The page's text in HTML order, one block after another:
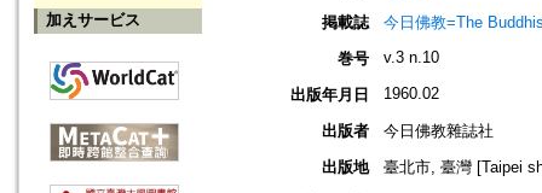
加えサービス
掲載誌
今日佛教=The
巻号
v.3 n.10
出版年月日 1960.02
出版者
今日佛教雜誌社
出版地
臺北市, 臺灣 [Taipei